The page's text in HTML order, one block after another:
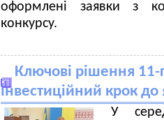
оформлені заявки з
конкурсу.
Ключові рішення 11-
інвестиційний крок до
У